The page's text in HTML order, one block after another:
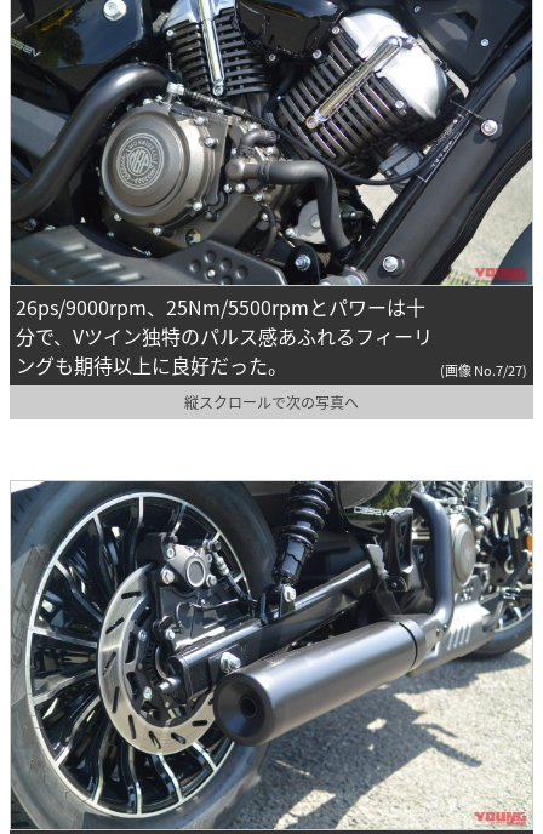
26ps/9000rpm、25Nm/5500rpmとパワーは十
分で、Vツイン独特のパルス感あふれるフィーリ
ングも期待以上に良好だった。
(画像 No.7/27)
縦スクロールで次の写真へ